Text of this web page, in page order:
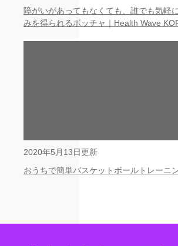
障がいがあってもなくても、誰でも気軽
みを得られるボッチャ｜Health Wave
2020年5月13日更新
おうちで簡単バスケットボールトレーニ